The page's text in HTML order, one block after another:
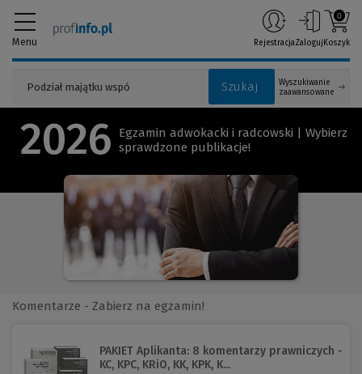
Menu
Szukaj
Wyszukiwanie
zaawansowane
RejestracjaZaloguj
0
Koszyk
2026
Egzamin adwokacki i radcowski | Wybierz
sprawdzone publikacje!
Komentarze - Zabierz na egzamin!
PAKIET Aplikanta: 8 komentarzy prawniczych -
KC, KPC, KRiO, KK, KPK, K...